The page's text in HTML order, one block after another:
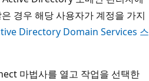
경우 해당 사용자가 계정을 가지
Directory Domain Services 스
마법사를 열고 작업을 선택한